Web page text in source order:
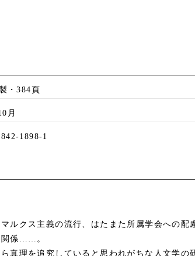
・384頁
月
1898-1
ルクス主義の流行、はたまた所属学会への配
関係……。
真理を追究していると思われがちな人文学の